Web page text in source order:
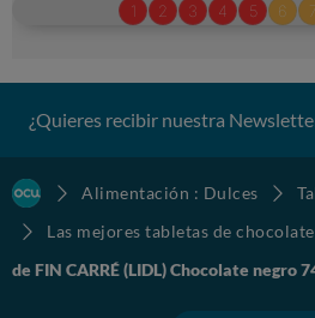
¿Quieres recibir nuestra
Alimentación : Dulces
Las mejores tabletas de
de FIN CARRÉ (LIDL) Chocolate negro